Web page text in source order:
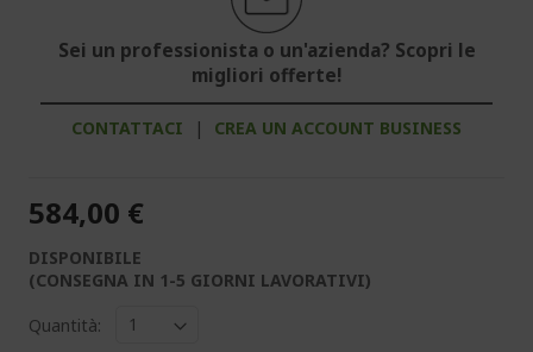
Sei un professionista o un'azienda? Scopri le
migliori offerte!
CONTATTACI | CREA UN ACCOUNT BUSINESS
584,00 €
DISPONIBILE
(CONSEGNA IN 1-5 GIORNI LAVORATIVI)
Quantità: